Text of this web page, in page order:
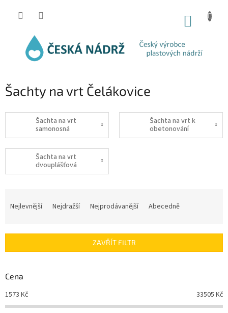
Šachty na vrt Čelákovice
Šachta na vrt
samonosná
Šachta na vrt k
obetonování
Šachta na vrt
dvouplášťová
í
r
o
d
u
Nejlevnější Nejdražší Nejprodávanější Abecedně
ZAVŘÍT FILTR
Cena
1573 Kč 33505 Kč